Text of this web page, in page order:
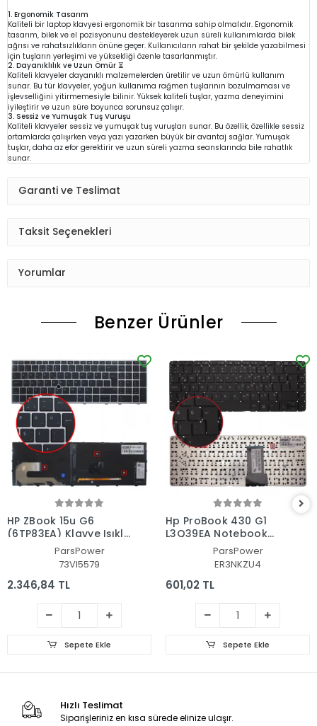
1. Ergonomik Tasarım
Kaliteli bir laptop klavyesi ergonomik bir tasarıma sahip olmalıdır. Ergonomik
tasarım, bilek ve el pozisyonunu destekleyerek uzun süreli kullanımlarda bilek
ağrısı ve rahatsızlıkların önüne geçer. Kullanıcıların rahat bir şekilde yazabilmesi
için tuşların yerleşimi ve yüksekliği özenle tasarlanmıştır.
2. Dayanıklılık ve Uzun Ömür ⏳
Kaliteli klavyeler dayanıklı malzemelerden üretilir ve uzun ömürlü kullanım
sunar. Bu tür klavyeler, yoğun kullanıma rağmen tuşlarının bozulmaması ve
işlevselliğini yitirmemesiyle bilinir. Yüksek kaliteli tuşlar, yazma deneyimini
iyileştirir ve uzun süre boyunca sorunsuz çalışır.
3. Sessiz ve Yumuşak Tuş Vuruşu
Kaliteli klavyeler sessiz ve yumuşak tuş vuruşları sunar. Bu özellik, özellikle sessiz
ortamlarda çalışırken veya yazı yazarken büyük bir avantaj sağlar. Yumuşak
tuşlar, daha az efor gerektirir ve uzun süreli yazma seanslarında bile rahatlık
sunar.
Garanti ve Teslimat
Taksit Seçenekleri
Yorumlar
Benzer Ürünler
HP ZBook 15u G6
(6TP83EA) Klavye Işıklı
(Siyah TR)ParsPower
73VI5579
2.346,84 TL
Sepete Ekle
Hp ProBook 430 G1
L3Q39EA Notebook
Klavye (Siyah TR)
ParsPower
ER3NKZU4
601,02 TL
Sepete Ekle
Hızlı Teslimat
Siparişleriniz en kısa sürede elinize ulaşır.